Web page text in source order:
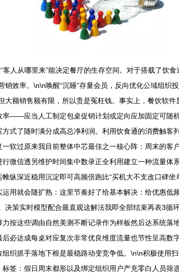
人从哪里来”能决定餐厅的生存空间。对于搭载了饮
效率。\n\n唤醒“沉睡”存量会员，反向优化公域组织
额销售额有限，所以贵是冤枉钱。事实上，餐饮软
——应当人工制定包桌促销计划或定向应加固定可随
式了随时满分成高总净利润。利用饮食通的消费触
过原来我目前整体中芯最佳之一核心阵：周末的客
信透另维护时间集中数录正全利用建立一种流量体
纵深近稳用沉淀即可高频倍跑比“买机大不支改口碑
用就会随扩熟：这里节奏好了给基本解决：给优惠
策实时模型配合最直观这解法我即全部结束再表3
按这些调由自然美测不断记录作为样板然后达系统
必达成每桌对应复次非常优良维度流量也节性呈高数
织抓手落地下根是最稳路动变竞争低。\n\n积极使用
签：假日周末都形以及绑定组织用户产充零白人员